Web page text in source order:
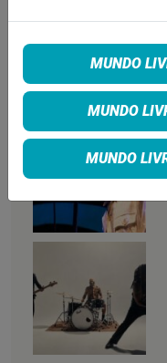
VEJA TAMBÉM
MUNDO
MUNDO
MUNDO